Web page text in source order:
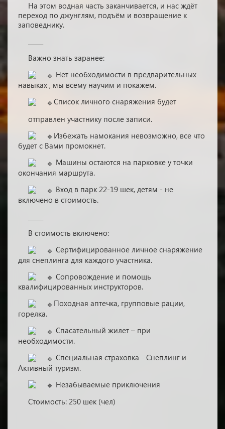
На этом водная часть заканчивается, и нас ждёт
переход по джунглям, подъём и возвращение к
заповеднику.
Важно знать заранее:
Нет необходимости в предварительных
навыках , мы всему научим и покажем.
Список личного снаряжения будет
отправлен участнику после записи.
Избежать намокания невозможно, все что
будет с Вами промокнет.
Машины остаются на парковке у точки
окончания маршрута.
Вход в парк 22-19 шек, детям - не
включено в стоимость.
В стоимость включено:
Сертифицированное личное снаряжение
для снеплинга для каждого участника.
Сопровождение и помощь
квалифицированных инструкторов.
Походная аптечка, групповые рации,
горелка.
Спасательный жилет – при
необходимости.
Специальная страховка - Снеплинг и
Активный туризм.
Незабываемые приключения
Стоимость: 250 шек (чел)